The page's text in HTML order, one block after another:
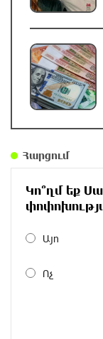
Հարցում
Կո՞ղմ եք
Այո
Ոչ